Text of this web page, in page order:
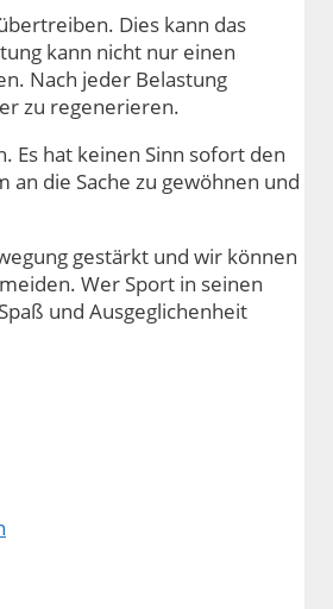
Dies kann das
kann nicht nur einen
Nach jeder Belastung
zu regenerieren.
Es hat keinen Sinn sofort den
an die Sache zu gewöhnen und
gestärkt und wir können
Wer Sport in seinen
und Ausgeglichenheit